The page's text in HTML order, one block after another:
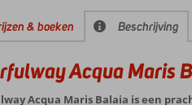
& boeken Beschrijving
Acqua Maris
Acqua Maris Balaia is een